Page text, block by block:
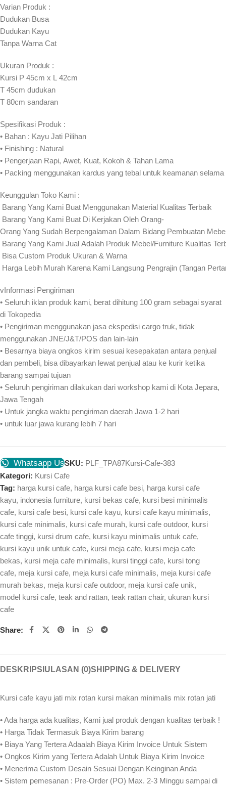
Varian Produk :
Dudukan Busa
Dudukan Kayu
Tanpa Warna Cat
Ukuran Produk :
Kursi P 45cm x L 42cm
T 45cm dudukan
T 80cm sandaran
Spesifikasi Produk :
• Bahan : Kayu Jati Pilihan
• Finishing : Natural
• Pengerjaan Rapi, Awet, Kuat, Kokoh & Tahan Lama
• Packing menggunakan kardus yang tebal untuk keamanan
Keunggulan Toko Kami :
️ Barang Yang Kami Buat Menggunakan Material Kualitas Terbaik
️ Barang Yang Kami Buat Di Kerjakan Oleh Orang-
Orang Yang Sudah Berpengalaman Dalam Bidang Pembuatan
Barang Yang Kami Jual Adalah Produk Mebel/Furniture Kualitas
️ Bisa Custom Produk Ukuran & Warna
Harga Lebih Murah Karena Kami Langsung Pengrajin (Tangan
vInformasi Pengiriman
• Seluruh iklan produk kami, berat dihitung 100 gram sebagai syarat
di Tokopedia
• Pengiriman menggunakan jasa ekspedisi cargo truk, tidak
menggunakan JNE/J&T/POS dan lain-lain
• Besarnya biaya ongkos kirim sesuai kesepakatan antara penjual
dan pembeli, bisa dibayarkan lewat penjual atau ke kurir ketika
barang sampai tujuan
• Seluruh pengiriman dilakukan dari workshop kami di Kota Jepara,
Jawa Tengah
• Untuk jangka waktu pengiriman daerah Jawa 1-2 hari
• untuk luar jawa kurang lebih 7 hari
Whatsapp UsSKU: PLF_TPA87Kursi-Cafe-383
Kategori: Kursi Cafe
Tag: harga kursi cafe, harga kursi cafe besi, harga kursi cafe
kayu, indonesia furniture, kursi bekas cafe, kursi besi minimalis
cafe, kursi cafe besi, kursi cafe kayu, kursi cafe kayu minimalis,
kursi cafe minimalis, kursi cafe murah, kursi cafe outdoor, kursi
cafe tinggi, kursi drum cafe, kursi kayu minimalis untuk cafe,
kursi kayu unik untuk cafe, kursi meja cafe, kursi meja cafe
bekas, kursi meja cafe minimalis, kursi tinggi cafe, kursi tong
cafe, meja kursi cafe, meja kursi cafe minimalis, meja kursi cafe
murah bekas, meja kursi cafe outdoor, meja kursi cafe unik,
model kursi cafe, teak and rattan, teak rattan chair, ukuran kursi
cafe
Share:
DESKRIPSI ULASAN (0)SHIPPING & DELIVERY
Kursi cafe kayu jati mix rotan kursi makan minimalis mix rotan jati
• Ada harga ada kualitas, Kami jual produk dengan kualitas terbaik !
• Harga Tidak Termasuk Biaya Kirim barang
• Biaya Yang Tertera Adaalah Biaya Kirim Invoice Untuk Sistem
• Ongkos Kirim yang Tertera Adalah Untuk Biaya Kirim Invoice
• Menerima Custom Desain Sesuai Dengan Keinginan Anda
• Sistem pemesanan : Pre-Order (PO) Max. 2-3 Minggu sampai di